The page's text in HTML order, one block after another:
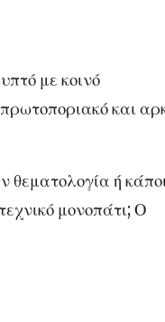
με κοινό
και
θεματολογία ή
μονοπάτι; Ο